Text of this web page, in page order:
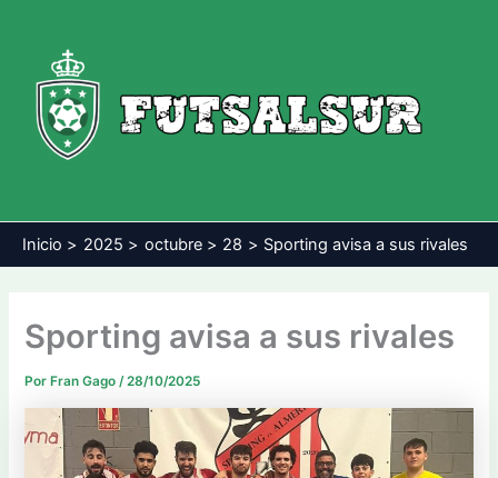
contenido
Inicio 2025 octubre 28 Sporting avisa a sus rivales
Sporting avisa a sus rivales
PorFran Gago /28/10/2025